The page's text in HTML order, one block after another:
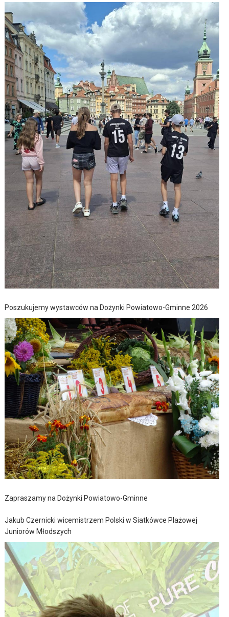
Poszukujemy wystawców na Dożynki Powiatowo-Gminne 2026
Zapraszamy na Dożynki Powiatowo-Gminne
Jakub Czernicki wicemistrzem Polski w Siatkówce Plażowej
Juniorów Młodszych